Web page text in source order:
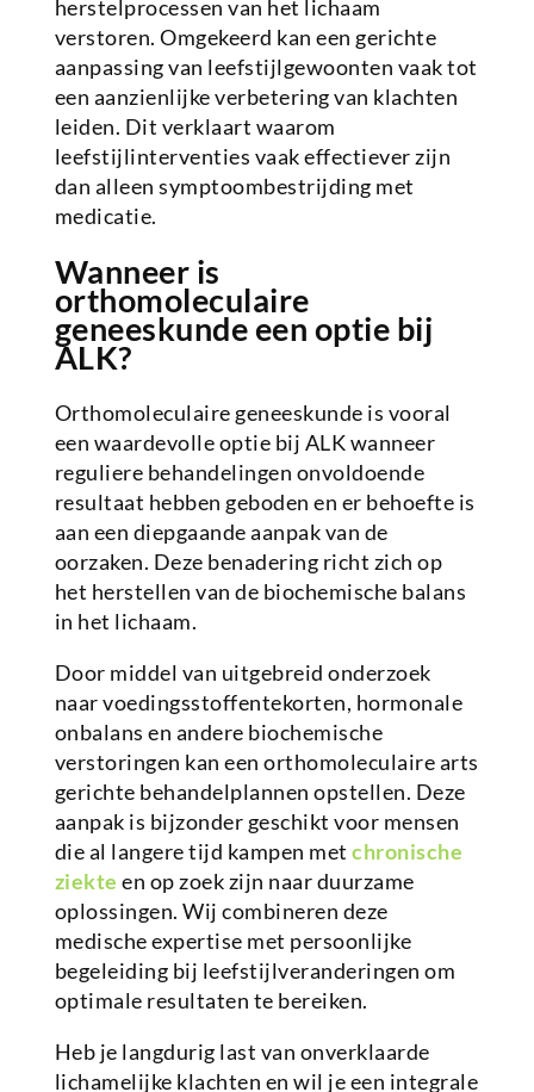
herstelprocessen van het lichaam
verstoren. Omgekeerd kan een gerichte
aanpassing van leefstijlgewoonten vaak tot
een aanzienlijke verbetering van klachten
leiden. Dit verklaart waarom
leefstijlinterventies vaak effectiever zijn
dan alleen symptoombestrijding met
medicatie.
Wanneer is
orthomoleculaire
geneeskunde een optie bij
ALK?
Orthomoleculaire geneeskunde is vooral
een waardevolle optie bij ALK wanneer
reguliere behandelingen onvoldoende
resultaat hebben geboden en er behoefte is
aan een diepgaande aanpak van de
oorzaken. Deze benadering richt zich op
het herstellen van de biochemische balans
in het lichaam.
Door middel van uitgebreid onderzoek
naar voedingsstoffentekorten, hormonale
onbalans en andere biochemische
verstoringen kan een orthomoleculaire arts
gerichte behandelplannen opstellen. Deze
aanpak is bijzonder geschikt voor mensen
die al langere tijd kampen metchronische
ziekte en op zoek zijn naar duurzame
oplossingen. Wij combineren deze
medische expertise met persoonlijke
begeleiding bij leefstijlveranderingen om
optimale resultaten te bereiken.
Heb je langdurig last van onverklaarde
lichamelijke klachten en wil je een integrale